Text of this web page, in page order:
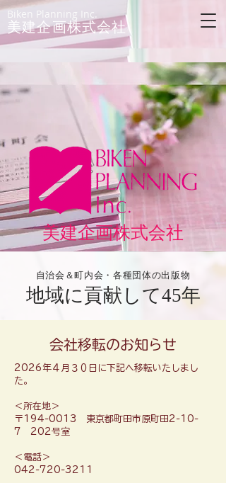
美建企画株式会社
Biken Planning Inc.
美建企画株式会社
自治会＆町内会・各種団体の出版物
​地域に貢献して45年
​会社移転のお知らせ
​2026年４月３０日に下記へ移転いたしまし
た。
＜所在地＞
〒194-0013 東京都町田市原町田2-10-
7 202号室
＜電話＞
042-720-3211